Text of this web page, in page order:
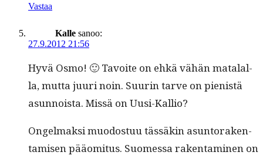
Vastaa
Kalle sanoo:
27.9.2012 21:56
Hyvä Osmo! 🙂 Tavoite on ehkä vähän mata­lal­
la, mut­ta juuri noin. Suurin tarve on pienistä
asun­noista. Mis­sä on Uusi-Kallio?
Ongel­mak­si muo­dos­tuu tässäkin asun­torak­en­
tamisen pääomi­tus. Suomes­sa rak­en­t­a­mi­nen on